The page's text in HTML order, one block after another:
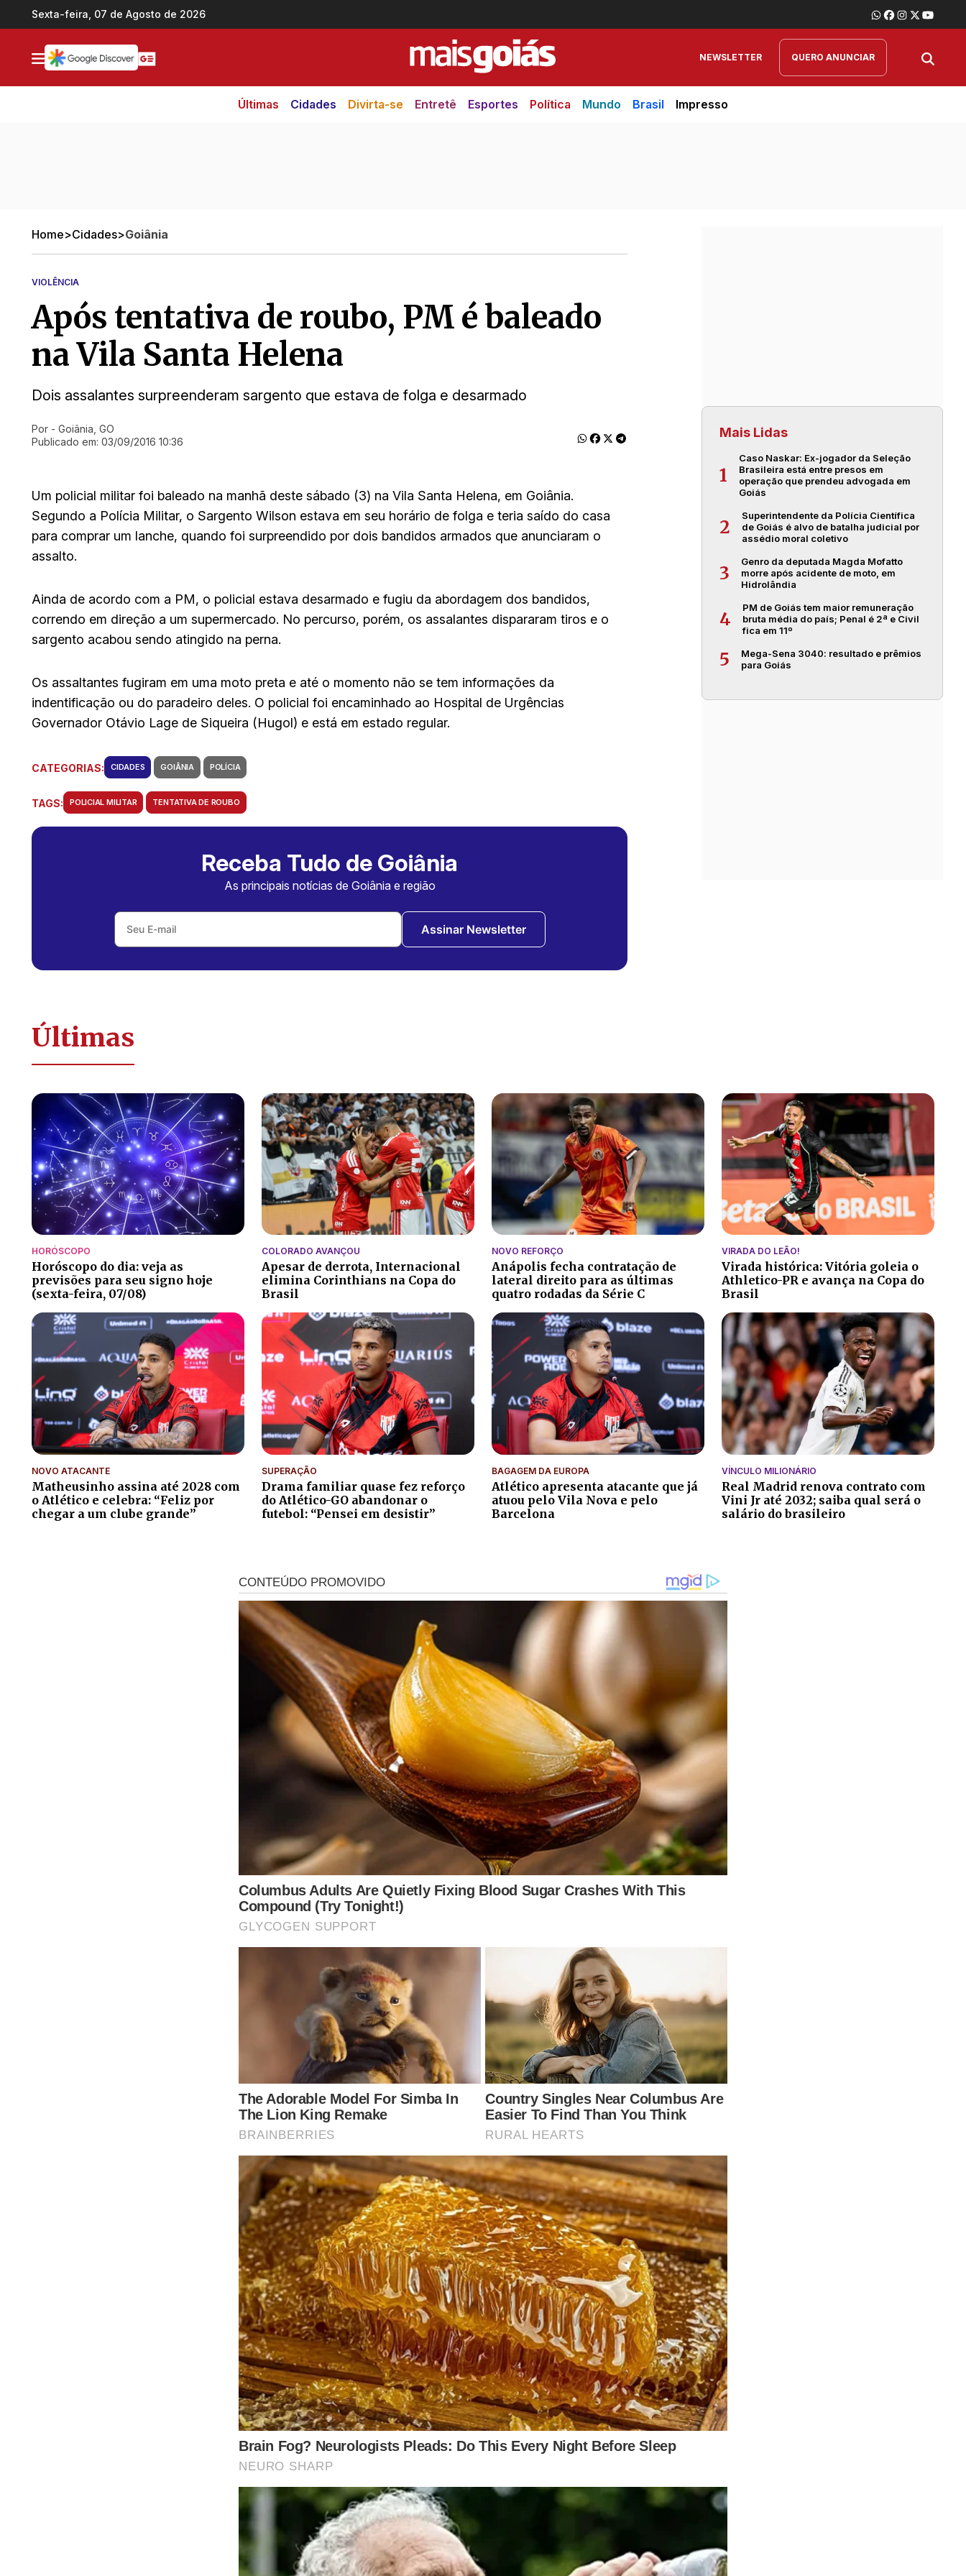
Ir direto pro conteúdo
Sexta-feira, 07 de Agosto de 2026
NEWSLETTER QUERO ANUNCIAR
Últimas Cidades Divirta-se Entretê Esportes Política Mundo Brasil Impresso
Home>Cidades>Goiânia
VIOLÊNCIA
Após tentativa de roubo, PM é baleado
na Vila Santa Helena
Dois assalantes surpreenderam sargento que estava de folga e desarmado
Ir direto pra matéria
Por - Goiânia, GO
Publicado em: 03/09/2016 10:36
Um policial militar foi baleado na manhã deste sábado (3) na Vila Santa Helena, em Goiânia.
Segundo a Polícia Militar, o Sargento Wilson estava em seu horário de folga e teria saído do casa
para comprar um lanche, quando foi surpreendido por dois bandidos armados que anunciaram o
assalto.
Ainda de acordo com a PM, o policial estava desarmado e fugiu da abordagem dos bandidos,
correndo em direção a um supermercado. No percurso, porém, os assalantes dispararam tiros e o
sargento acabou sendo atingido na perna.
Os assaltantes fugiram em uma moto preta e até o momento não se tem informações da
indentificação ou do paradeiro deles. O policial foi encaminhado ao Hospital de Urgências
Governador Otávio Lage de Siqueira (Hugol) e está em estado regular.
CATEGORIAS: CIDADES GOIÂNIA POLÍCIA
TAGS: POLICIAL MILITAR TENTATIVA DE ROUBO
Receba Tudo de Goiânia
As principais notícias de Goiânia e região
Assinar Newsletter
Mais Lidas
1
Caso Naskar: Ex-jogador da Seleção
Brasileira está entre presos em
operação que prendeu advogada em
Goiás
2
Superintendente da Polícia Científica
de Goiás é alvo de batalha judicial por
assédio moral coletivo
3
Genro da deputada Magda Mofatto
morre após acidente de moto, em
Hidrolândia
4
PM de Goiás tem maior remuneração
bruta média do país; Penal é 2ª e Civil
fica em 11º
5
Mega-Sena 3040: resultado e prêmios
para Goiás
Últimas
HORÓSCOPO
Horóscopo do dia: veja as
previsões para seu signo hoje
(sexta-feira, 07/08)
COLORADO AVANÇOU
Apesar de derrota, Internacional
elimina Corinthians na Copa do
Brasil
NOVO REFORÇO
Anápolis fecha contratação de
lateral direito para as últimas
quatro rodadas da Série C
VIRADA DO LEÃO!
Virada histórica: Vitória goleia o
Athletico-PR e avança na Copa do
Brasil
NOVO ATACANTE
Matheusinho assina até 2028 com
o Atlético e celebra: “Feliz por
chegar a um clube grande”
SUPERAÇÃO
Drama familiar quase fez reforço
do Atlético-GO abandonar o
futebol: “Pensei em desistir”
BAGAGEM DA EUROPA
Atlético apresenta atacante que já
atuou pelo Vila Nova e pelo
Barcelona
VÍNCULO MILIONÁRIO
Real Madrid renova contrato com
Vini Jr até 2032; saiba qual será o
salário do brasileiro